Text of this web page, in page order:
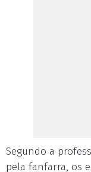
Segundo a
pela fanfarra, os